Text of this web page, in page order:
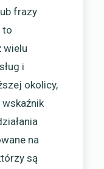
frazy
to
wielu
i
okolicy,
wskaźnik
na
są